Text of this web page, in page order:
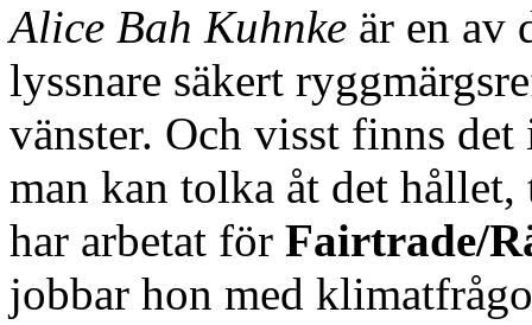
Alice Bah Kuhnke är en av
lyssnare säkert
vänster. Och visst finns
man kan tolka åt det
har arbetat för Fairtrade/
jobbar hon med